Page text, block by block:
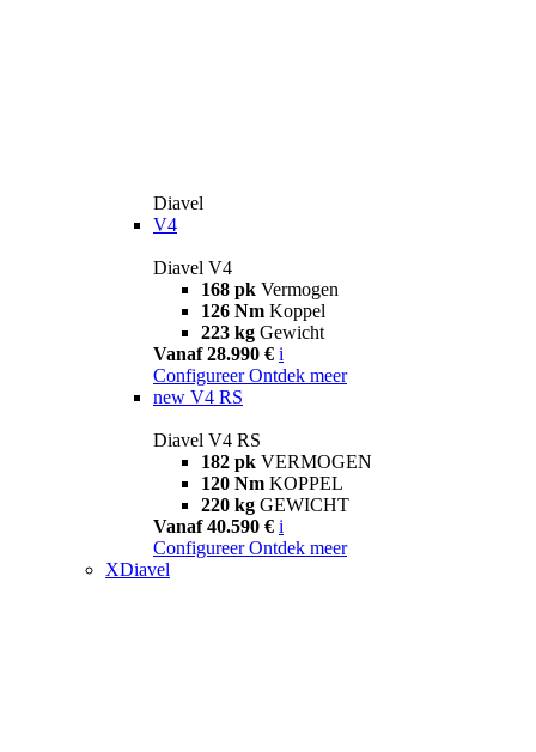
Diavel
V4
Diavel V4
168 pk Vermogen
126 Nm Koppel
223 kg Gewicht
Vanaf 28.990 € i
Configureer Ontdek meer
new V4 RS
Diavel V4 RS
182 pk VERMOGEN
120 Nm KOPPEL
220 kg GEWICHT
Vanaf 40.590 € i
Configureer Ontdek meer
XDiavel